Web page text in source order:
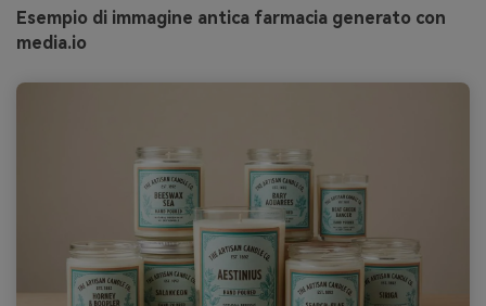
Esempio di immagine antica farmacia generato con
media.io